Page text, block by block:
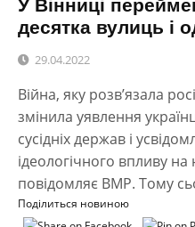
десятка вулиць і
29.04.2022
Війна, яку розв’язала
змінила уявлення
сусідніх держав і
ідеологічного впливу
повідомляє ВМР. Тому
Поділиться новиною